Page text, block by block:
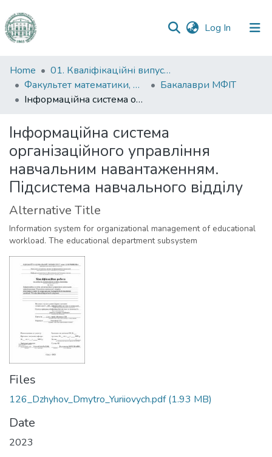
Log In (current)
Communities
&
Collections
Statistics
Home
01. Кваліфікаційні випускні роботи здобувачів вищої освіти
Факультет математики, фізики та інформаційних технологій
Бакалаври МФІТ
Інформаційна система організаційного управління навчальним навантаженням. Підсистема навчального відділу
Інформаційна система
організаційного управління
навчальним навантаженням.
Підсистема навчального відділу
Alternative Title
Information system for organizational management of educational
workload. The educational department subsystem
Files
126_Dzhyhov_Dmytro_Yuriiovych.pdf(1.93 MB)
Date
2023